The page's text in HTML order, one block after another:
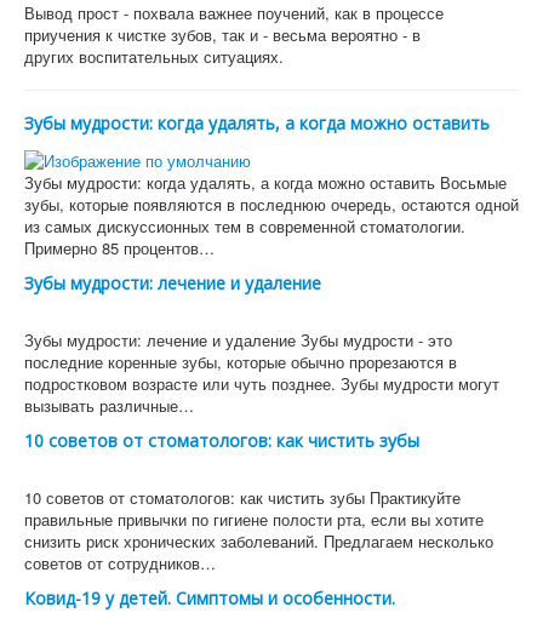
Вывод прост - похвала важнее поучений, как в процессе
приучения к чистке зубов, так и - весьма вероятно - в
других воспитательных ситуациях.
Зубы мудрости: когда удалять, а когда можно оставить
Зубы мудрости: когда удалять, а когда можно оставить Восьмые
зубы, которые появляются в последнюю очередь, остаются одной
из самых дискуссионных тем в современной стоматологии.
Примерно 85 процентов…
Зубы мудрости: лечение и удаление
Зубы мудрости: лечение и удаление Зубы мудрости - это
последние коренные зубы, которые обычно прорезаются в
подростковом возрасте или чуть позднее. Зубы мудрости могут
вызывать различные…
10 советов от стоматологов: как чистить зубы
10 советов от стоматологов: как чистить зубы Практикуйте
правильные привычки по гигиене полости рта, если вы хотите
снизить риск хронических заболеваний. Предлагаем несколько
советов от сотрудников…
Ковид-19 у детей. Симптомы и особенности.